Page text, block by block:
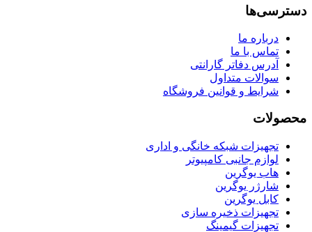
دسترسی‌ها
درباره ما
تماس با ما
آدرس دفاتر گارانتی
سوالات متداول
شرایط و قوانین فروشگاه
محصولات
تجهیزات شبکه خانگی و اداری
لوازم جانبی کامپیوتر
هاب یوگرین
شارژر یوگرین
کابل یوگرین
تجهیزات ذخیره سازی
تجهیزات گیمینگ